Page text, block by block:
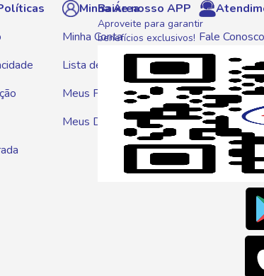
Minha Área
Minha Conta
Lista de Compras
Meus Pedidos
Meus Descontos
Fale Conosco
WhatsApp
0800 016
E-mail
Baixe nosso APP
Aproveite para garantir
benefícios exclusivos!